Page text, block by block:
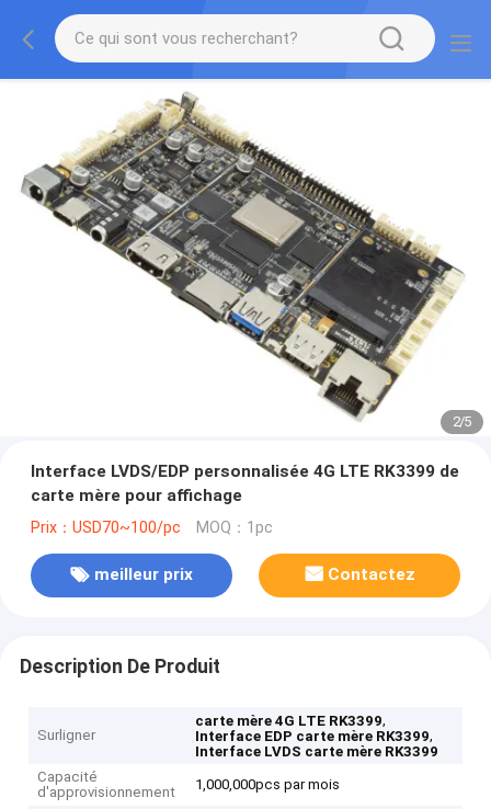
2/5
Interface LVDS/EDP personnalisée 4G LTE RK3399 de
carte mère pour affichage
Prix：USD70~100/pc MOQ：1pc
meilleur prix Contactez
Description De Produit
Surligner
carte mère 4G LTE RK3399,
Interface EDP carte mère RK3399,
Interface LVDS carte mère RK3399
Capacité
d'approvisionnement
1,000,000pcs par mois